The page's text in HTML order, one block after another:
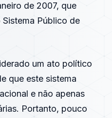
de 2007, que
Público de
um ato político
que este sistema
e não apenas
Portanto, pouco